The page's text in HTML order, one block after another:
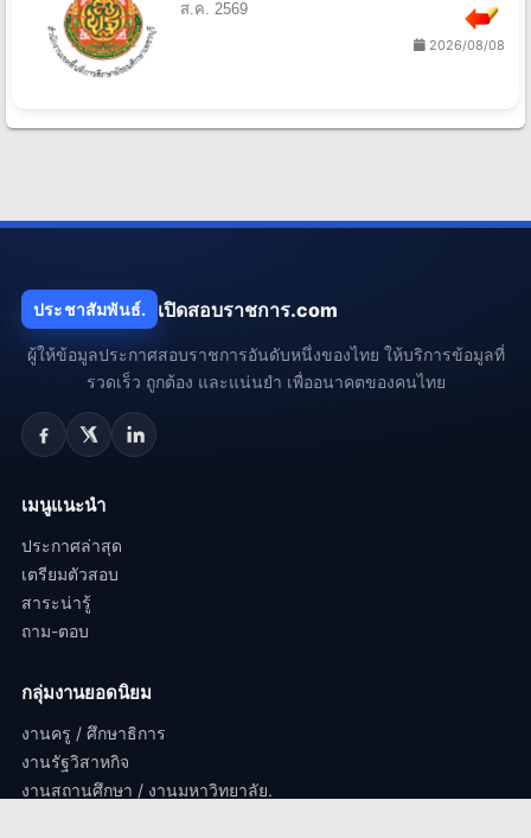
สำนักงานเขตพื้นที่การศึกษามัธยมศึกษา
เพชรบุรี รับสมัครพนักงานราชการทั่วไป 2 อัตรา
เงินเดือน 13,660 - 16,700 บาท ตั้งแต่วันที่ 17-25
ประชาสัมพันธ์. เปิดสอบราชการ.com
ผู้ให้ข้อมูลประกาศสอบราชการอันดับหนึ่งของไทย ให้บริการข้อมูลที่
รวดเร็ว ถูกต้อง และแน่นยำ เพื่ออนาคตของคนไทย
เมนูแนะนำ
ประกาศล่าสุด
เตรียมตัวสอบ
ถาม-ตอบ
กลุ่มงานยอดนิยม
งานครู / ศึกษาธิการ